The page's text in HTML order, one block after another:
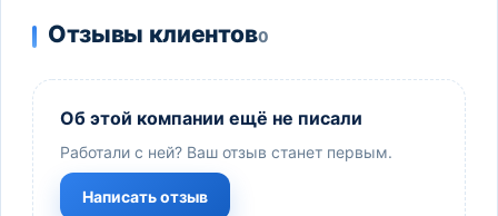
Отзывы клиентов0
Об этой компании ещё не писали
Работали с ней? Ваш отзыв станет первым.
Написать отзыв